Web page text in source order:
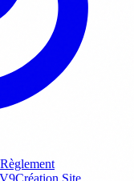
Règlement
Création Site